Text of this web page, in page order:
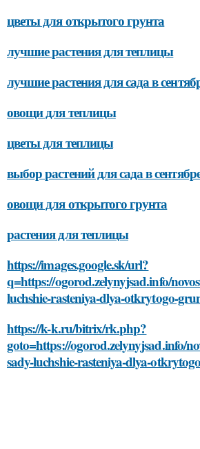
цветы для открытого грунта
лучшие растения для теплицы
лучшие растения для сада в
овощи для теплицы
цветы для теплицы
выбор растений для сада в
овощи для открытого грунта
растения для теплицы
https://images.google.sk/url?
q=https://ogorod.zelynyjsad.info/
luchshie-rasteniya-dlya-otkrytogo-
https://k-k.ru/bitrix/rk.php?
goto=https://ogorod.zelynyjsad.info/
sady-luchshie-rasteniya-dlya-